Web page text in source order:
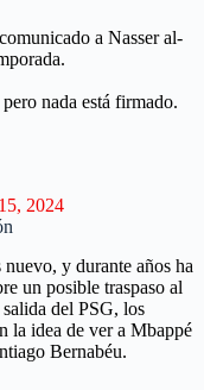
a Nasser al-
nada está firmado.
2024
y durante años ha
un posible traspaso al
del PSG, los
la idea de ver a Mbappé
Bernabéu.